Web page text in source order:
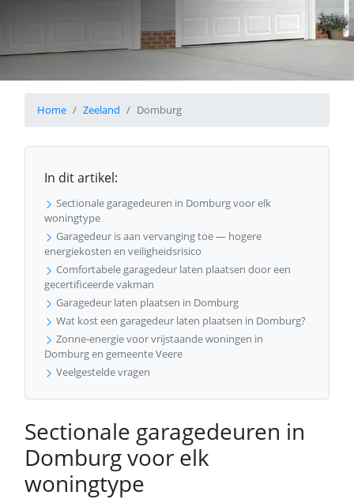
Home Zeeland Domburg
In dit artikel:
Sectionale garagedeuren in Domburg voor elk
woningtype
Garagedeur is aan vervanging toe — hogere
energiekosten en veiligheidsrisico
Comfortabele garagedeur laten plaatsen door een
gecertificeerde vakman
Garagedeur laten plaatsen in Domburg
Wat kost een garagedeur laten plaatsen in Domburg?
Zonne-energie voor vrijstaande woningen in
Domburg en gemeente Veere
Veelgestelde vragen
Sectionale garagedeuren in
Domburg voor elk
woningtype